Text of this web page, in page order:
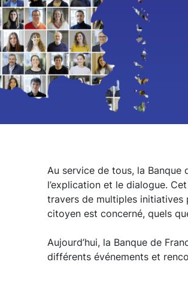
Au service de tous, la Banque
l’explication et le dialogue.
travers de multiples initiatives
citoyen est concerné, quels
Aujourd’hui, la Banque de
différents événements et